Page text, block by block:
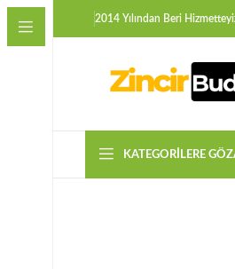
2014 Yılından Beri
KATEGORILERE